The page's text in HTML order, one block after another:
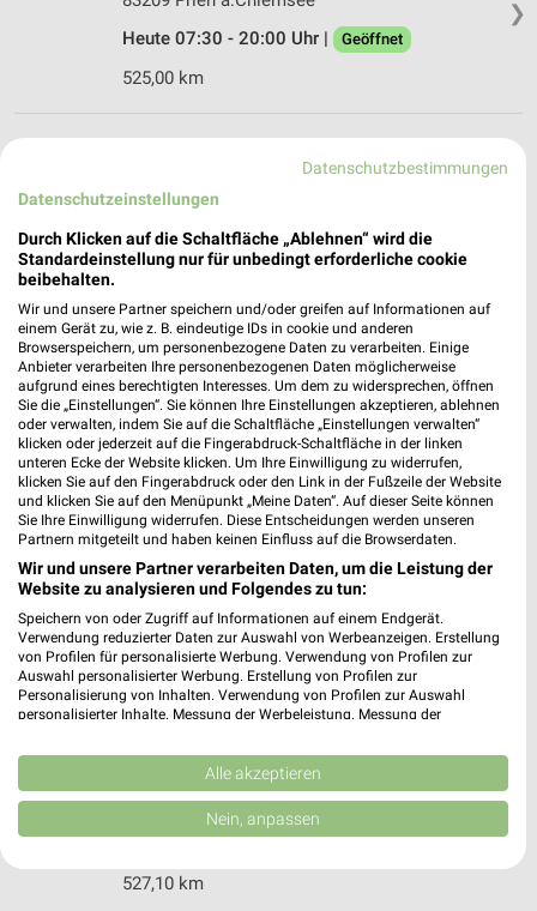
❯
Heute 07:30 - 20:00 Uhr |
Geöffnet
525,00 km
83059 Kolbermoor
Heute 08:00 - 20:00 Uhr | Geöffnet
Rossmann Raubling
Rosenheimer Str. 28
83064 Raubling
Heute 08:00 - 20:00 Uhr | Geöffnet
533,35 km • Angebote: 3 Prospekte
Rossmann Bad Aibling
Münchner Str. 2
83043 Bad Aibling
Heute 08:00 - 16:00 Uhr | Geschlossen
527,11 km • Angebote: 3 Prospekte
dm Bernau a.Chiemsee
Chiemseestraße 89
83233 Bernau a.Chiemsee
Heute 08:00 - 20:00 Uhr |
527,10 km
Datenschutzbestimmungen
Datenschutzeinstellungen
Durch Klicken auf die Schaltfläche „Ablehnen“ wird die
Standardeinstellung nur für unbedingt erforderliche cookie
beibehalten.
Wir und unsere Partner speichern und/oder greifen auf Informationen auf
einem Gerät zu, wie z. B. eindeutige IDs in cookie und anderen
Browserspeichern, um personenbezogene Daten zu verarbeiten. Einige
Anbieter verarbeiten Ihre personenbezogenen Daten möglicherweise
aufgrund eines berechtigten Interesses. Um dem zu widersprechen, öffnen
Sie die „Einstellungen“. Sie können Ihre Einstellungen akzeptieren, ablehnen
oder verwalten, indem Sie auf die Schaltfläche „Einstellungen verwalten“
klicken oder jederzeit auf die Fingerabdruck-Schaltfläche in der linken
unteren Ecke der Website klicken. Um Ihre Einwilligung zu widerrufen,
klicken Sie auf den Fingerabdruck oder den Link in der Fußzeile der Website
und klicken Sie auf den Menüpunkt „Meine Daten“. Auf dieser Seite können
Sie Ihre Einwilligung widerrufen. Diese Entscheidungen werden unseren
Partnern mitgeteilt und haben keinen Einfluss auf die Browserdaten.
Wir und unsere Partner verarbeiten Daten, um die Leistung der
Website zu analysieren und Folgendes zu tun:
Speichern von oder Zugriff auf Informationen auf einem Endgerät.
Verwendung reduzierter Daten zur Auswahl von Werbeanzeigen. Erstellung
von Profilen für personalisierte Werbung. Verwendung von Profilen zur
Auswahl personalisierter Werbung. Erstellung von Profilen zur
Personalisierung von Inhalten. Verwendung von Profilen zur Auswahl
personalisierter Inhalte. Messung der Werbeleistung. Messung der
Kombinationen von Daten aus verschiedenen Quellen. Entwicklung und
Verbesserung der Angebote. Verwendung reduzierter Daten zur Auswahl
von Inhalten.
Daten können außerhalb der Europäischen Union weitergegeben und in die
Website/App.
Alle akzeptieren
Nein, anpassen